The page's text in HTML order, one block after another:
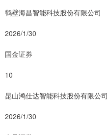
鹤壁海昌智能科技股份有限公司
2026/1/30
国金证券
10
昆山鸿仕达智能科技股份有限公司
2026/1/30